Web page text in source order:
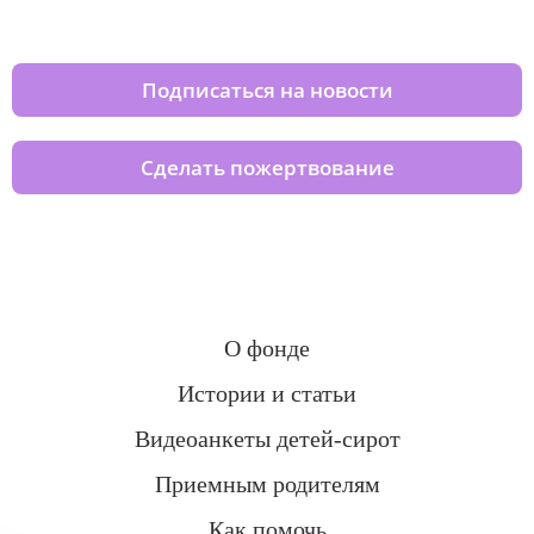
Подписаться на новости
Сделать пожертвование
О фонде
Истории и статьи
Видеоанкеты детей-сирот
Приемным родителям